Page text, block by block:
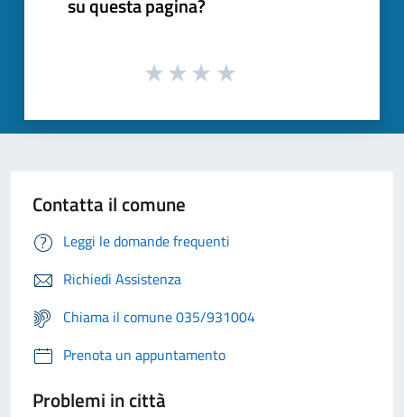
Contatta il comune
Leggi le domande frequenti
Richiedi Assistenza
Chiama il comune 035/931004
Prenota un appuntamento
Problemi in città